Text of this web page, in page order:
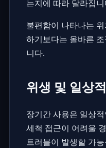
는지에 따라 달라집니
불편함이 나타나는
하기보다는 올바른
니다.
위생 및 일상
장기간 사용은 일상
세척 접근이 어려울
트러블이 발생할 가